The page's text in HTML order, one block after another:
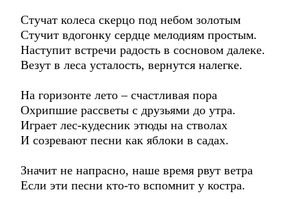
Стучат колеса скерцо под небом золотым
Стучит вдогонку сердце мелодиям простым.
Наступит встречи радость в сосновом далеке.
Везут в леса усталость, вернутся налегке.
На горизонте лето – счастливая пора
Охрипшие рассветы с друзьями до утра.
Играет лес-кудесник этюды на стволах
И созревают песни как яблоки в садах.
Значит не напрасно, наше время рвут ветра
Если эти песни кто-то вспомнит у костра.